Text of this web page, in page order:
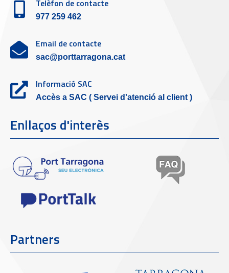
Telèfon de contacte
977 259 462
Email de contacte
sac@porttarragona.cat
Informació SAC
Accès a SAC ( Servei d'atenció al client )
Enllaços d'interès
Partners